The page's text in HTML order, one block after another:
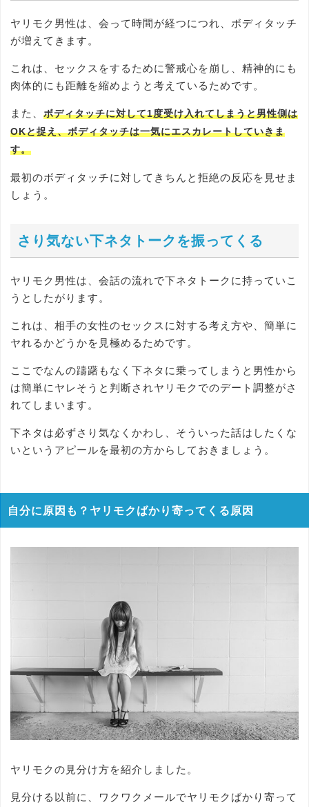
ヤリモク男性は、会って時間が経つにつれ、ボディタッチ
が増えてきます。
これは、セックスをするために警戒心を崩し、精神的にも
肉体的にも距離を縮めようと考えているためです。
また、 ボディタッチに対して1度受け入れてしまうと男性側は
OKと捉え、ボディタッチは一気にエスカレートしていきま
す。
最初のボディタッチに対してきちんと拒絶の反応を見せま
しょう。
さり気ない下ネタトークを振ってくる
ヤリモク男性は、会話の流れで下ネタトークに持っていこ
うとしたがります。
これは、相手の女性のセックスに対する考え方や、簡単に
ヤれるかどうかを見極めるためです。
ここでなんの躊躇もなく下ネタに乗ってしまうと男性から
は簡単にヤレそうと判断されヤリモクでのデート調整がさ
れてしまいます。
下ネタは必ずさり気なくかわし、そういった話はしたくな
いというアピールを最初の方からしておきましょう。
自分に原因も？ヤリモクばかり寄ってくる原因
ヤリモクの見分け方を紹介しました。
見分ける以前に、ワクワクメールでヤリモクばかり寄って